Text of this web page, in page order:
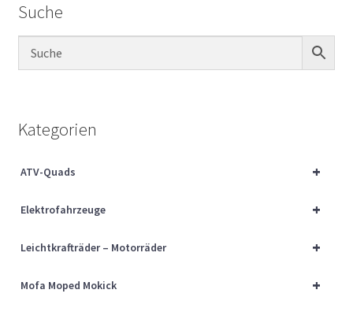
Kontakt
Sachs Ersatzteile
Über uns
Suche
Kategorien
+
ATV-Quads
+
Elektrofahrzeuge
+
Leichtkrafträder – Motorräder
+
Mofa Moped Mokick